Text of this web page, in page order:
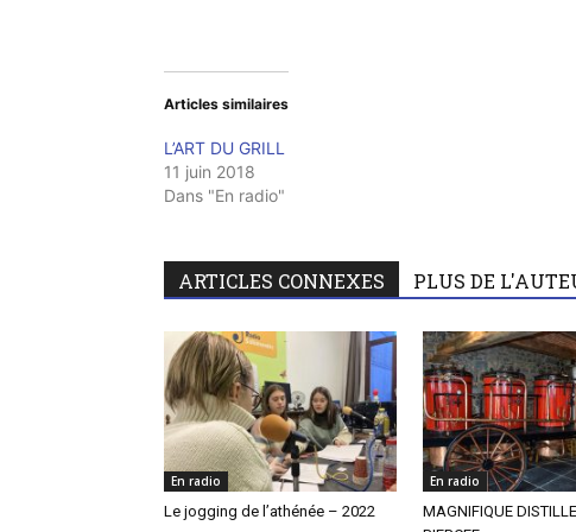
Articles similaires
L’ART DU GRILL
11 juin 2018
Dans "En radio"
ARTICLES CONNEXES PLUS DE
En radio
Le jogging de l’athénée – 2022
En radio
MAGNIFIQUE